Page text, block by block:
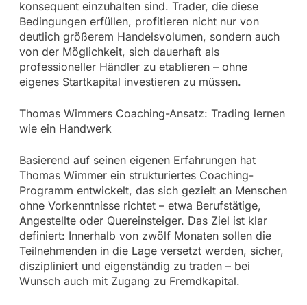
konsequent einzuhalten sind. Trader, die diese
Bedingungen erfüllen, profitieren nicht nur von
deutlich größerem Handelsvolumen, sondern auch
von der Möglichkeit, sich dauerhaft als
professioneller Händler zu etablieren – ohne
eigenes Startkapital investieren zu müssen.
Thomas Wimmers Coaching-Ansatz: Trading lernen
wie ein Handwerk
Basierend auf seinen eigenen Erfahrungen hat
Thomas Wimmer ein strukturiertes Coaching-
Programm entwickelt, das sich gezielt an Menschen
ohne Vorkenntnisse richtet – etwa Berufstätige,
Angestellte oder Quereinsteiger. Das Ziel ist klar
definiert: Innerhalb von zwölf Monaten sollen die
Teilnehmenden in die Lage versetzt werden, sicher,
diszipliniert und eigenständig zu traden – bei
Wunsch auch mit Zugang zu Fremdkapital.